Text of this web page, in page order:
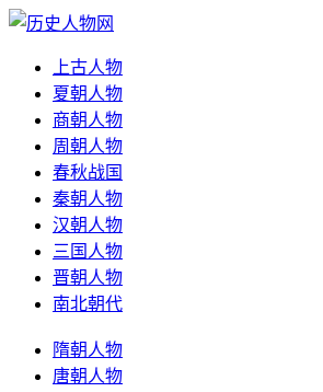
上古人物
夏朝人物
商朝人物
周朝人物
春秋战国
秦朝人物
汉朝人物
三国人物
晋朝人物
南北朝代
隋朝人物
唐朝人物